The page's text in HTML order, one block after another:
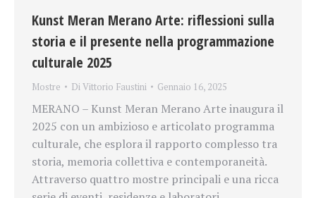
Kunst Meran Merano Arte: riflessioni sulla
storia e il presente nella programmazione
culturale 2025
Mostre DiVittorio Faustini Gennaio 16, 2025
MERANO – Kunst Meran Merano Arte inaugura il
2025 con un ambizioso e articolato programma
culturale, che esplora il rapporto complesso tra
storia, memoria collettiva e contemporaneità.
Attraverso quattro mostre principali e una ricca